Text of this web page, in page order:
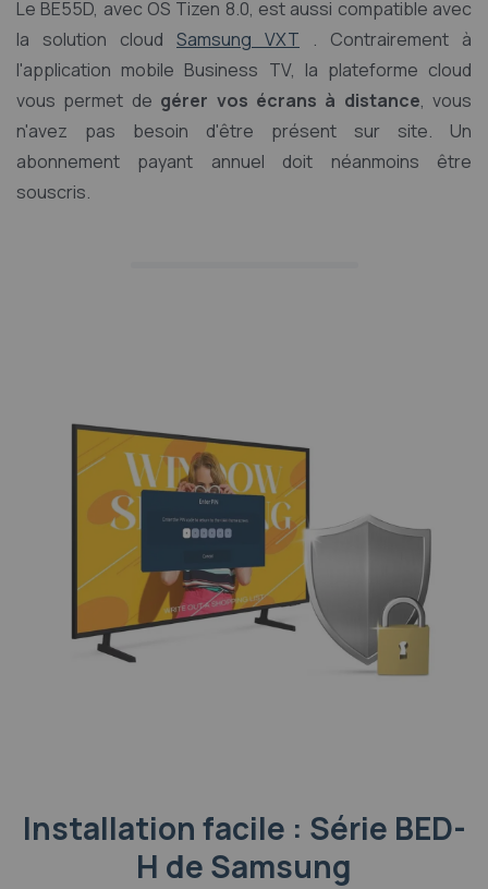
Le BE55D, avec OS Tizen 8.0, est aussi compatible avec
la solution cloud Samsung VXT . Contrairement à
l'application mobile Business TV, la plateforme cloud
vous permet de gérer vos écrans à distance, vous
n'avez pas besoin d'être présent sur site. Un
abonnement payant annuel doit néanmoins être
souscris.
Installation facile : Série BED-
H de Samsung